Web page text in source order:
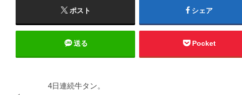
ポスト シェア
送る Pocket
4日連続牛タン。